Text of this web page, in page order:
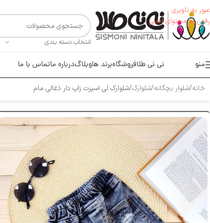
عبور به ناوبری
رفتن به محتوای اصلی
انتخاب دسته بندی
منو نی نی طلافروشگاهبرند هاوبلاگدرباره ماتماس با ما
خانه شلوار بچگانه شلوارک شلوارک لی اسپرت زاپ دار ذغالی مام